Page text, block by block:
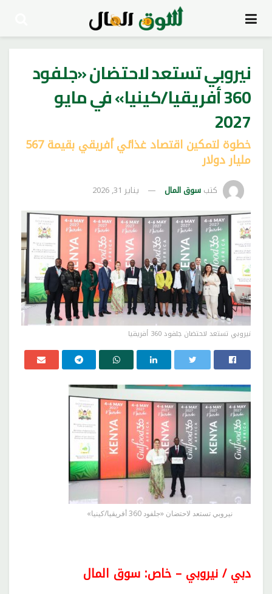
نيروبي تستعد لاحتضان «جلفود
360 أفريقيا/كينيا» في مايو
2027
خطوة لتمكين اقتصاد غذائي أفريقي بقيمة 567
مليار دولار
كتب سوق المال يناير 31, 2026
نيروبي تستعد لاحتضان جلفود 360 أفريقيا
نيروبي تستعد لاحتضان «جلفود 360 أفريقيا/كينيا»
دبي / نيروبي – خاص: سوق المال